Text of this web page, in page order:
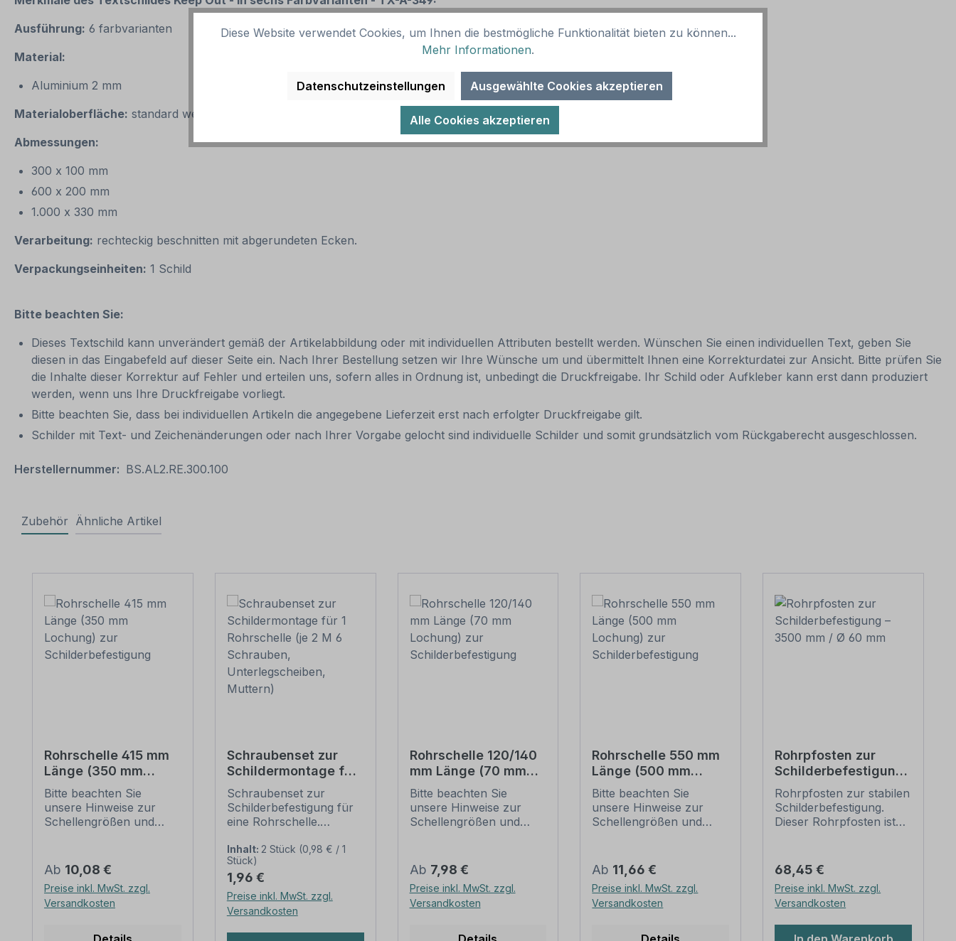
Ausführung: 6 farbvarianten
Material:
Aluminium 2 mm
Materialoberfläche: standard weiß oder reflektierend (RA1)
Abmessungen:
300 x 100 mm
600 x 200 mm
1.000 x 330 mm
Verarbeitung: rechteckig beschnitten mit abgerundeten Ecken.
Verpackungseinheiten: 1 Schild
Bitte beachten Sie:
Dieses Textschild kann unverändert gemäß der Artikelabbildung oder mit individuellen Attributen bestellt werden. Wünschen Sie einen individuellen Text, geben Sie
diesen in das Eingabefeld auf dieser Seite ein. Nach Ihrer Bestellung setzen wir Ihre Wünsche um und übermittelt Ihnen eine Korrekturdatei zur Ansicht. Bitte prüfen Sie
die Inhalte dieser Korrektur auf Fehler und erteilen uns, sofern alles in Ordnung ist, unbedingt die Druckfreigabe. Ihr Schild oder Aufkleber kann erst dann produziert
werden, wenn uns Ihre Druckfreigabe vorliegt.
Bitte beachten Sie, dass bei individuellen Artikeln die angegebene Lieferzeit erst nach erfolgter Druckfreigabe gilt.
Schilder mit Text- und Zeichenänderungen oder nach Ihrer Vorgabe gelocht sind individuelle Schilder und somit grundsätzlich vom Rückgaberecht ausgeschlossen.
Herstellernummer: BS.AL2.RE.300.100
Zubehör Ähnliche Artikel
Rohrschelle 415 mm
Länge (350 mm
Lochung) zur
Schilderbefestigung
Bitte beachten Sie
unsere Hinweise zur
Schellengrößen und
(weiter unten).
Rohrschellen nach der
IVZ-Norm stellen die
Standardbefestigungen
Verkehrszeichen dar. Sie
Regulärer Preis:
Ab 10,08 €
Preise inkl. MwSt. zzgl.
Versandkosten
Schraubenset zur
Schildermontage für
1 Rohrschelle (je 2 M
6 Schrauben,
Unterlegscheiben,
Schraubenset zur
Schilderbefestigung für
eine Rohrschelle.
Schraubensets zur
Schilderbefestigung:
Ausführung: Stahl,
feuerverzinkt
Verpackungseinheit -
Set: 2 Stück -
Kreuzschlitzschrauben
Inhalt: 2 Stück (0,98 € / 1
Stück)
Regulärer Preis:
1,96 €
Preise inkl. MwSt. zzgl.
Versandkosten
Rohrschelle 120/140
mm Länge (70 mm
Lochung) zur
Schilderbefestigung
Bitte beachten Sie
unsere Hinweise zur
Schellengrößen und
(weiter unten).
Rohrschellen nach der
IVZ-Norm stellen die
Standardbefestigungen
Verkehrszeichen dar. Sie
Regulärer Preis:
Ab 7,98 €
Preise inkl. MwSt. zzgl.
Versandkosten
Rohrschelle 550 mm
Länge (500 mm
Lochung) zur
Schilderbefestigung
Bitte beachten Sie
unsere Hinweise zur
Schellengrößen und
(weiter unten).
Rohrschellen nach der
IVZ-Norm stellen die
Standardbefestigungen
Verkehrszeichen dar. Sie
Regulärer Preis:
Ab 11,66 €
Preise inkl. MwSt. zzgl.
Versandkosten
Rohrpfosten zur
Schilderbefestigung
– 3500 mm / Ø 60
mm
Rohrpfosten zur stabilen
Schilderbefestigung.
Dieser Rohrpfosten ist
60 mm geeignet.
Merkmale dieses
Rohrpfostens:
Ausführung: Stahl,
Ausführung -
Regulärer Preis:
68,45 €
Preise inkl. MwSt. zzgl.
Versandkosten
Diese Website verwendet Cookies, um Ihnen die bestmögliche Funktionalität bieten zu können...
Mehr Informationen.
Datenschutzeinstellungen Ausgewählte Cookies akzeptieren
Alle Cookies akzeptieren